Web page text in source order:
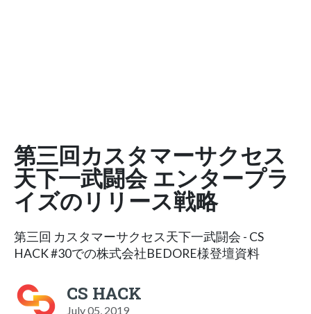
第三回カスタマーサクセス
天下一武闘会 エンタープラ
イズのリリース戦略
第三回 カスタマーサクセス天下一武闘会 - CS
HACK #30での株式会社BEDORE様登壇資料
CS HACK
July 05, 2019